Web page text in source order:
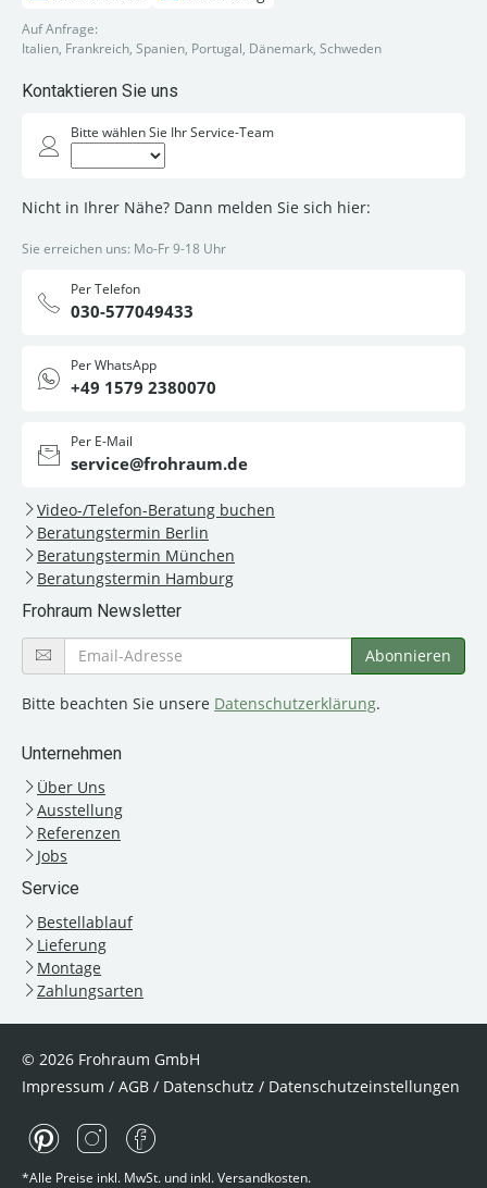
Auf Anfrage:
Italien, Frankreich, Spanien, Portugal, Dänemark, Schweden
Kontaktieren Sie uns
Bitte wählen Sie Ihr Service-Team
Nicht in Ihrer Nähe? Dann melden Sie sich hier:
Sie erreichen uns: Mo-Fr 9-18 Uhr
Per Telefon
030-577049433
Per WhatsApp
+49 1579 2380070
Per E-Mail
service@frohraum.de
Video-/Telefon-Beratung buchen
Beratungstermin Berlin
Beratungstermin München
Beratungstermin Hamburg
Frohraum Newsletter
Bitte beachten Sie unsere Datenschutzerklärung.
Unternehmen
Über Uns
Ausstellung
Referenzen
Jobs
Service
Bestellablauf
Lieferung
Montage
Zahlungsarten
© 2026 Frohraum GmbH
Impressum / AGB / Datenschutz / Datenschutzeinstellungen
*Alle Preise inkl. MwSt. und inkl. Versandkosten.